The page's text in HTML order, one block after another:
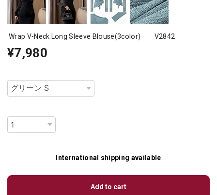
Wrap V-Neck Long Sleeve Blouse(3color) V2842
¥7,980
International shipping available
Add to cart